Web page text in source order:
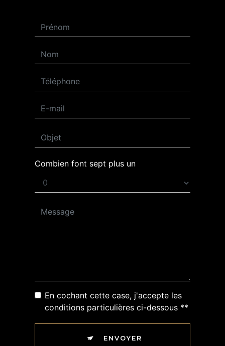
Combien font sept plus un
En cochant cette case, j'accepte les
conditions particulières ci-dessous **
ENVOYER